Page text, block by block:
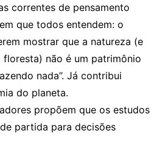
correntes de pensamento
que todos entendem: o
mostrar que a natureza (e
não é um patrimônio
nada”. Já contribui
do planeta.
propõem que os estudos
partida para decisões